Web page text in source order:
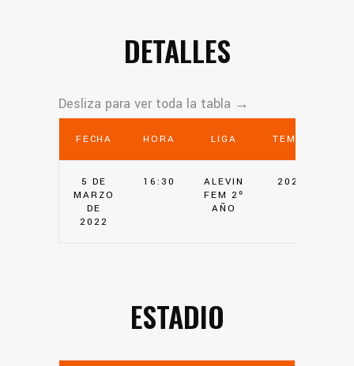
DETALLES
FECHA HORA LIGA TEMPORADA
5 DE
MARZO
DE
2022
16:30
ALEVIN
FEM 2º
AÑO
2021-2022
ESTADIO